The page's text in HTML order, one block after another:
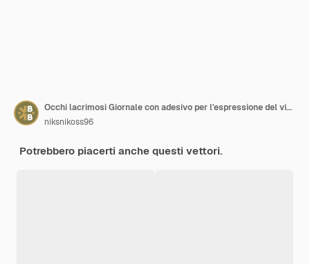
Occhi lacrimosi Giornale con adesivo per l'espressione del viso sorridente.
niksnikoss96
Potrebbero piacerti anche questi vettori.